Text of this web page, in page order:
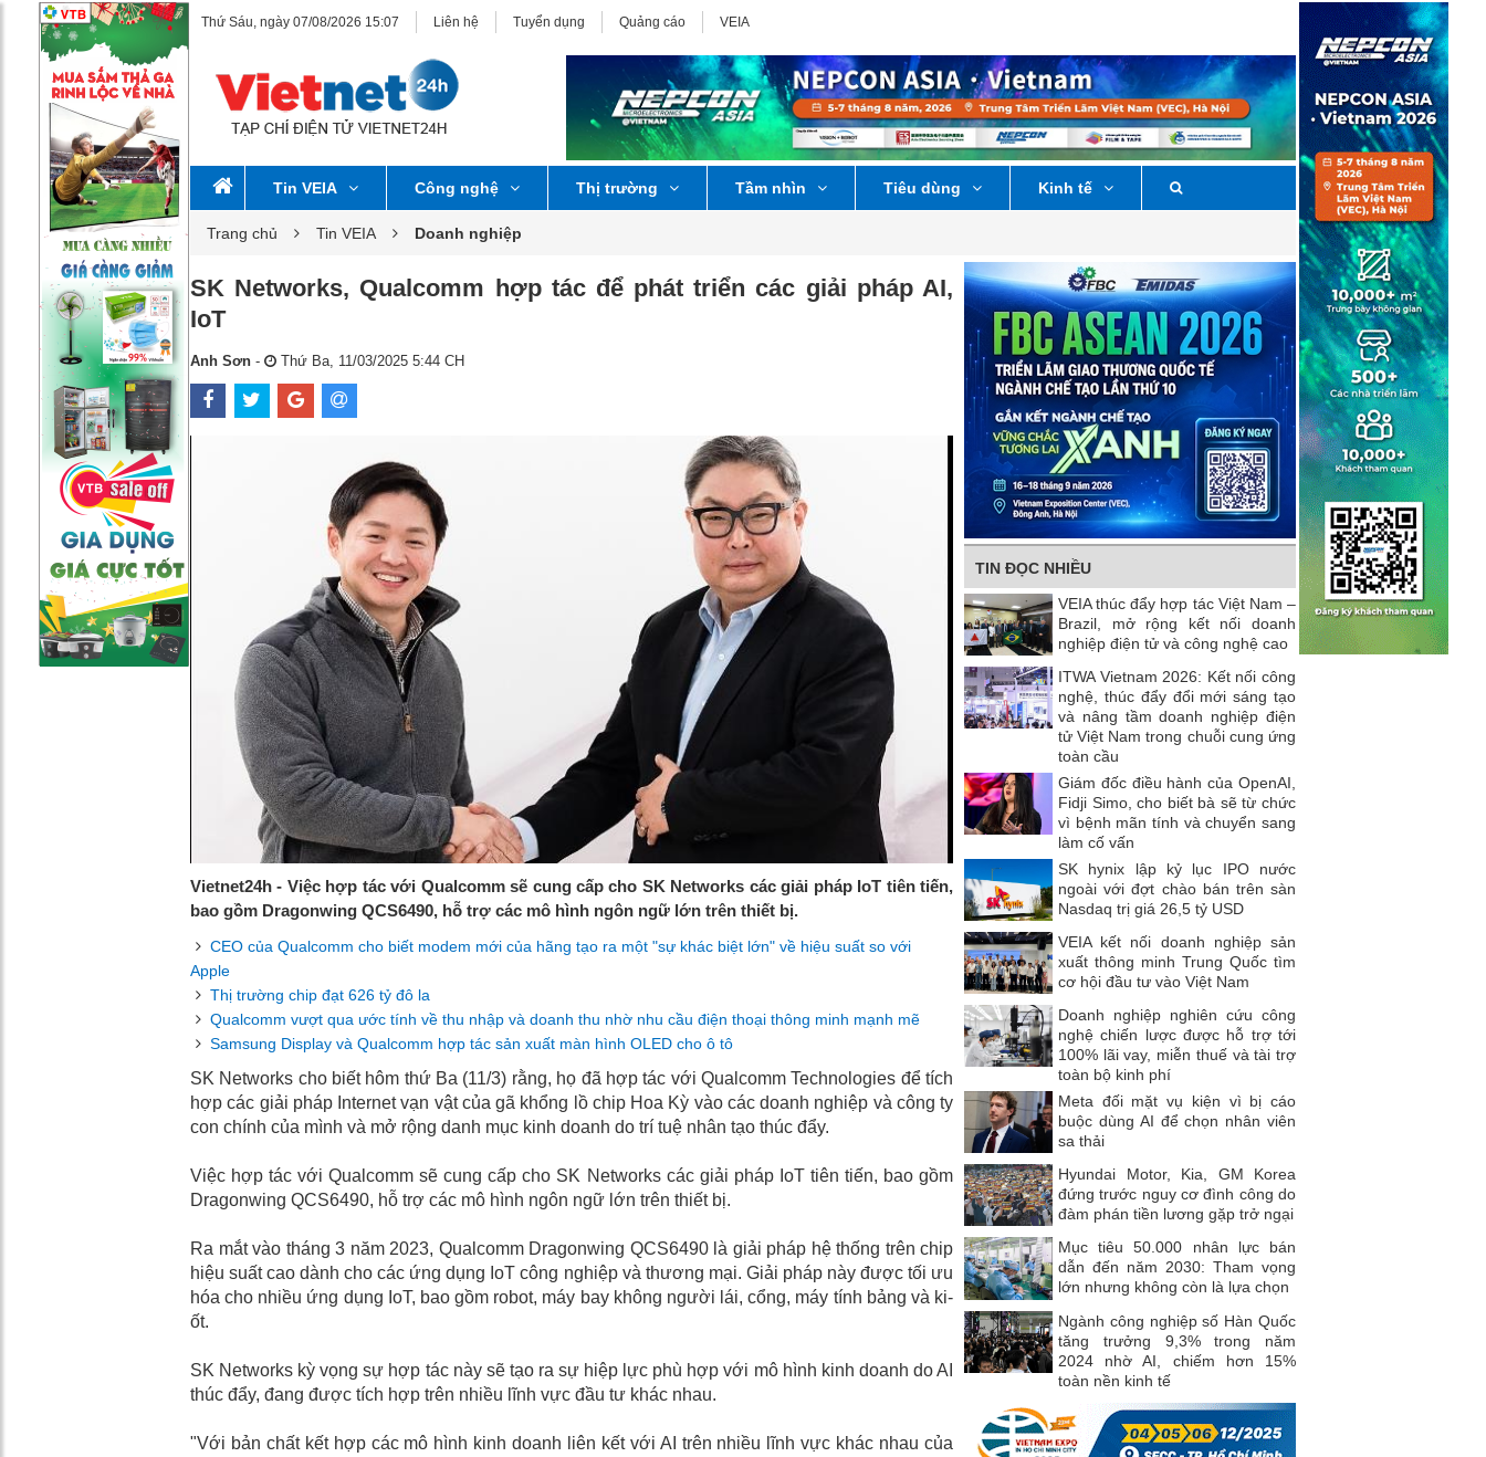
Thứ Sáu, ngày 07/08/2026 15:07 Liên hệ Tuyển dụng Quảng cáo VEIA
Tin VEIA Công nghệ Thị trường Tầm nhìn Tiêu dùng Kinh tế
Trang chủ Tin VEIA Doanh nghiệp
SK Networks, Qualcomm hợp tác để phát triển các giải pháp AI,
IoT
Anh Sơn - Thứ Ba, 11/03/2025 5:44 CH
Vietnet24h - Việc hợp tác với Qualcomm sẽ cung cấp cho SK Networks các giải pháp IoT tiên tiến,
bao gồm Dragonwing QCS6490, hỗ trợ các mô hình ngôn ngữ lớn trên thiết bị.
CEO của Qualcomm cho biết modem mới của hãng tạo ra một "sự khác biệt lớn" về hiệu suất so với
Apple
Thị trường chip đạt 626 tỷ đô la
Qualcomm vượt qua ước tính về thu nhập và doanh thu nhờ nhu cầu điện thoại thông minh mạnh mẽ
Samsung Display và Qualcomm hợp tác sản xuất màn hình OLED cho ô tô
SK Networks cho biết hôm thứ Ba (11/3) rằng, họ đã hợp tác với Qualcomm Technologies để tích
hợp các giải pháp Internet vạn vật của gã khổng lồ chip Hoa Kỳ vào các doanh nghiệp và công ty
con chính của mình và mở rộng danh mục kinh doanh do trí tuệ nhân tạo thúc đẩy.
Việc hợp tác với Qualcomm sẽ cung cấp cho SK Networks các giải pháp IoT tiên tiến, bao gồm
Dragonwing QCS6490, hỗ trợ các mô hình ngôn ngữ lớn trên thiết bị.
Ra mắt vào tháng 3 năm 2023, Qualcomm Dragonwing QCS6490 là giải pháp hệ thống trên chip
hiệu suất cao dành cho các ứng dụng IoT công nghiệp và thương mại. Giải pháp này được tối ưu
hóa cho nhiều ứng dụng IoT, bao gồm robot, máy bay không người lái, cổng, máy tính bảng và ki-
ốt.
SK Networks kỳ vọng sự hợp tác này sẽ tạo ra sự hiệp lực phù hợp với mô hình kinh doanh do AI
thúc đẩy, đang được tích hợp trên nhiều lĩnh vực đầu tư khác nhau.
"Với bản chất kết hợp các mô hình kinh doanh liên kết với AI trên nhiều lĩnh vực khác nhau của
TIN ĐỌC NHIỀU
VEIA thúc đẩy hợp tác Việt Nam –
Brazil, mở rộng kết nối doanh
nghiệp điện tử và công nghệ cao
ITWA Vietnam 2026: Kết nối công
nghệ, thúc đẩy đổi mới sáng tạo
và nâng tầm doanh nghiệp điện
tử Việt Nam trong chuỗi cung ứng
toàn cầu
Giám đốc điều hành của OpenAI,
Fidji Simo, cho biết bà sẽ từ chức
vì bệnh mãn tính và chuyển sang
làm cố vấn
SK hynix lập kỷ lục IPO nước
ngoài với đợt chào bán trên sàn
Nasdaq trị giá 26,5 tỷ USD
VEIA kết nối doanh nghiệp sản
xuất thông minh Trung Quốc tìm
cơ hội đầu tư vào Việt Nam
Doanh nghiệp nghiên cứu công
nghệ chiến lược được hỗ trợ tới
100% lãi vay, miễn thuế và tài trợ
toàn bộ kinh phí
Meta đối mặt vụ kiện vì bị cáo
buộc dùng AI để chọn nhân viên
sa thải
Hyundai Motor, Kia, GM Korea
đứng trước nguy cơ đình công do
đàm phán tiền lương gặp trở ngại
Mục tiêu 50.000 nhân lực bán
dẫn đến năm 2030: Tham vọng
lớn nhưng không còn là lựa chọn
Ngành công nghiệp số Hàn Quốc
tăng trưởng 9,3% trong năm
2024 nhờ AI, chiếm hơn 15%
toàn nền kinh tế